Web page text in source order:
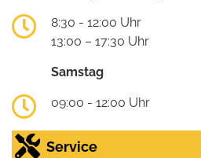
8:30 - 12:00 Uhr
13:00 – 17:30 Uhr
Samstag
09:00 - 12:00 Uhr
Service